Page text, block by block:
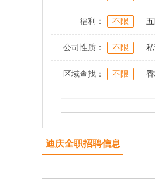
福利： 不限
公司性质： 不限
区域查找： 不限
迪庆全职招聘信息